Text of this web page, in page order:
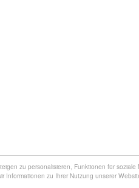
zu personalisieren, Funktionen für
Informationen zu Ihrer Nutzung unserer